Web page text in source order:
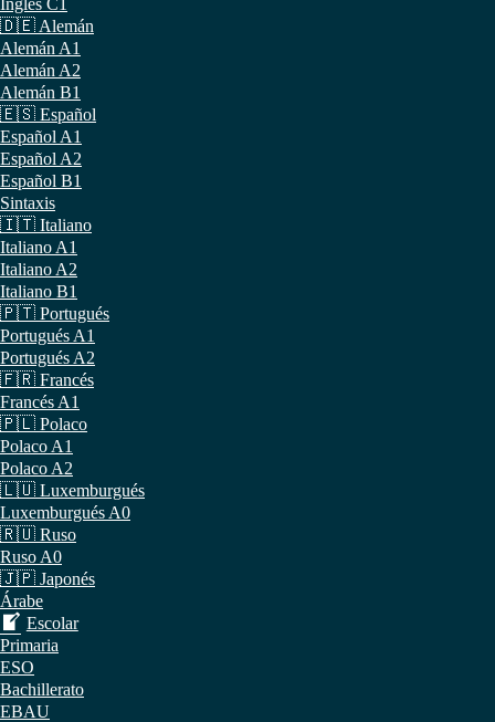
Inglés C1
🇩🇪 Alemán
Alemán A1
Alemán A2
Alemán B1
🇪🇸 Español
Español A1
Español A2
Español B1
Sintaxis
🇮🇹 Italiano
Italiano A1
Italiano A2
Italiano B1
🇵🇹 Portugués
Portugués A1
Portugués A2
🇫🇷 Francés
Francés A1
🇵🇱 Polaco
Polaco A1
Polaco A2
🇱🇺 Luxemburgués
Luxemburgués A0
🇷🇺 Ruso
Ruso A0
🇯🇵 Japonés
Árabe
Escolar
Primaria
ESO
Bachillerato
EBAU